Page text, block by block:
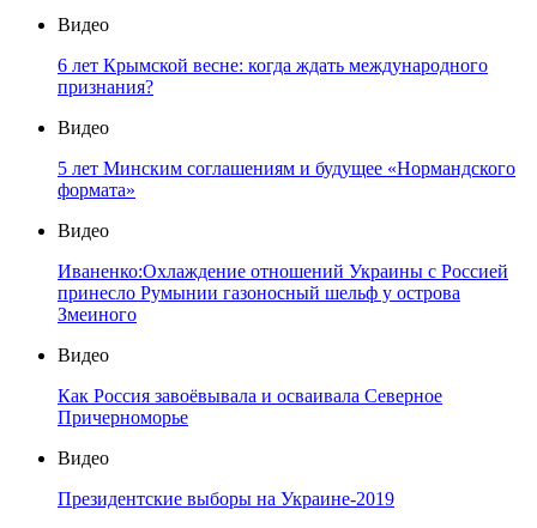
Видео
6 лет Крымской весне: когда ждать международного
признания?
Видео
5 лет Минским соглашениям и будущее «Нормандского
формата»
Видео
Иваненко:Охлаждение отношений Украины с Россией
принесло Румынии газоносный шельф у острова
Змеиного
Видео
Как Россия завоёвывала и осваивала Северное
Причерноморье
Видео
Президентские выборы на Украине-2019